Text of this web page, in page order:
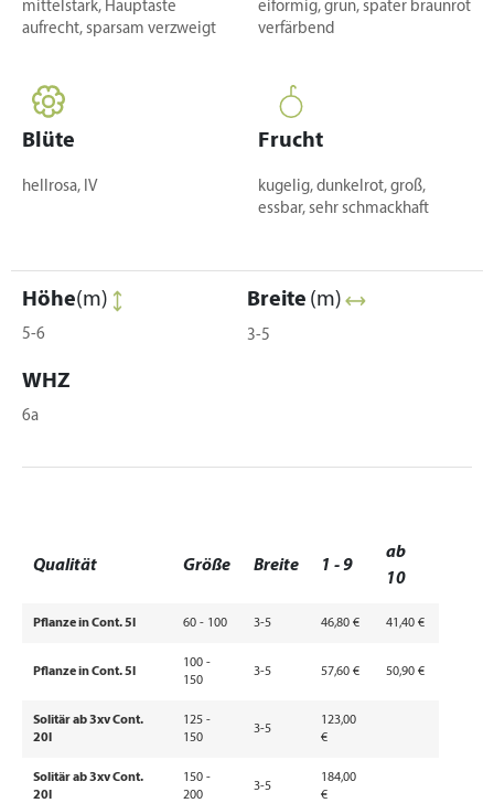
mittelstark, Hauptäste
aufrecht, sparsam verzweigt
eiförmig, grün, später braunrot
verfärbend
Blüte
hellrosa, IV
Frucht
kugelig, dunkelrot, groß,
essbar, sehr schmackhaft
Höhe(m)
5-6
Breite (m)
3-5
WHZ
6a
Qualität Größe Breite 1 - 9
ab
10
Pflanze in Cont. 5l 60 - 100 3-5 46,80 € 41,40 €
Pflanze in Cont. 5l
100 -
150
3-5 57,60 € 50,90 €
Solitär ab 3xv Cont.
20l
125 -
150
3-5
123,00
€
Solitär ab 3xv Cont.
20l
150 -
200
3-5
184,00
€